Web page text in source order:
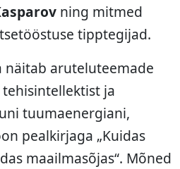
ning mitmed
tipptegijad.
näitab aruteluteemade
ja
tuumaenergiani,
pealkirjaga „Kuidas
maailmasõjas“. Mõned